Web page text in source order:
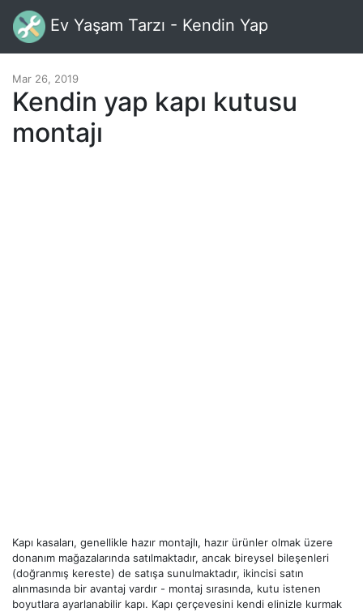
Ev Yaşam Tarzı - Kendin Yap
Mar 26, 2019
Kendin yap kapı kutusu
montajı
Kapı kasaları, genellikle hazır montajlı, hazır ürünler olmak üzere
donanım mağazalarında satılmaktadır, ancak bireysel bileşenleri
(doğranmış kereste) de satışa sunulmaktadır, ikincisi satın
alınmasında bir avantaj vardır - montaj sırasında, kutu istenen
boyutlara ayarlanabilir kapı. Kapı çerçevesini kendi elinizle kurmak